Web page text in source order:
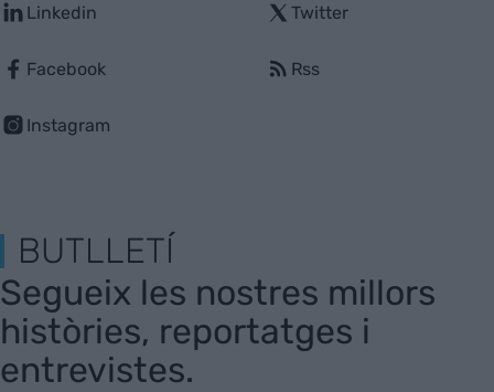
Linkedin
Facebook
Instagram
Twitter
Rss
BUTLLETÍ
Segueix les nostres millors
històries, reportatges i
entrevistes.